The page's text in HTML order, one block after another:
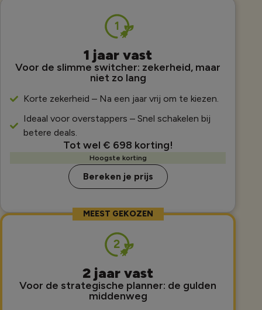
1 jaar vast
Voor de slimme switcher: zekerheid, maar
niet zo lang
Korte zekerheid – Na een jaar vrij om te kiezen.
Ideaal voor overstappers – Snel schakelen bij
betere deals.
Tot wel € 698 korting!
Hoogste korting
Bereken je prijs
MEEST GEKOZEN
2 jaar vast
Voor de strategische planner: de gulden
middenweg